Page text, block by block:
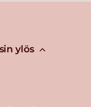
ylös